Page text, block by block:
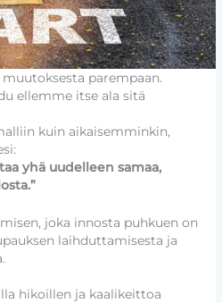
parempaan.
ellemme itse ala sitä
kuin aikaisemminkin,
yhä uudelleen samaa,
joka innosta puhkuen on
laihduttamisesta ja
hikoillen ja kaalikeittoa